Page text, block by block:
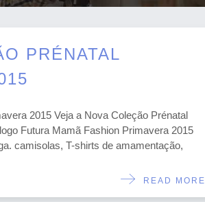
PRÉNATAL
2015 Veja a Nova Coleção Prénatal
Futura Mamã Fashion Primavera 2015
camisolas, T-shirts de amamentação,
READ MORE